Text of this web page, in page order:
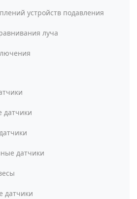
устройств подавления
луча
датчики
датчики
датчики